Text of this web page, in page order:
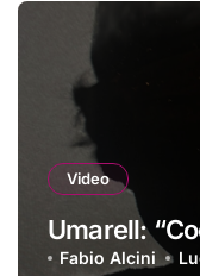
Video
Umarell:
Fabio Alcini